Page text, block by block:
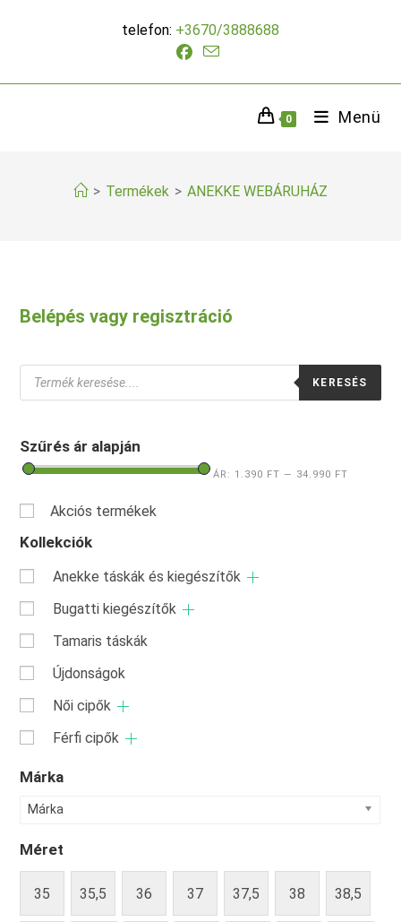
telefon: +3670/3888688
0 Menü
> Termékek > ANEKKE WEBÁRUHÁZ
Belépés vagy regisztráció
Products
search
KERESÉS
Szűrés ár alapján
ÁR: 1.390 FT — 34.990 FT
Akciós termékek
Kollekciók
Anekke táskák és kiegészítők
Bugatti kiegészítők
Tamaris táskák
Újdonságok
Női cipők
Férfi cipők
Márka
Márka
Méret
35 35,5 36 37 37,5 38 38,5